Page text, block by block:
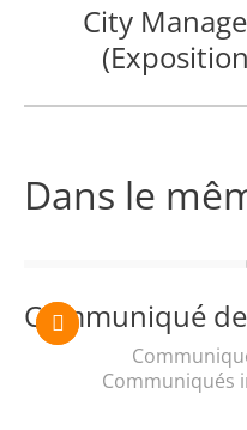
City
Dans le
Communiqué
Communiqués